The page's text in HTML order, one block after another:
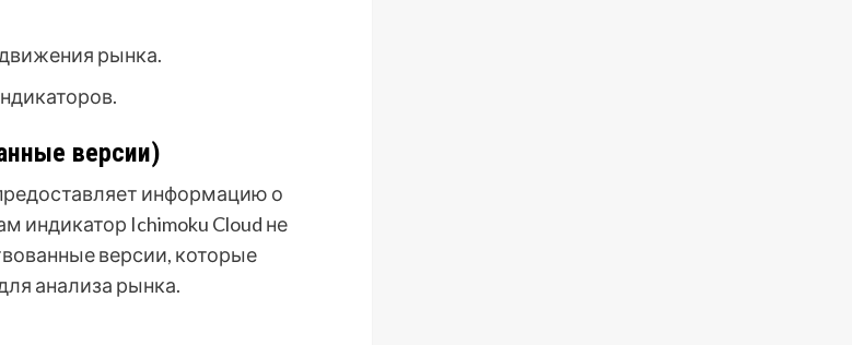
рынка.
версии)
информацию о
индикатор Ichimoku Cloud не
версии, которые
анализа рынка.